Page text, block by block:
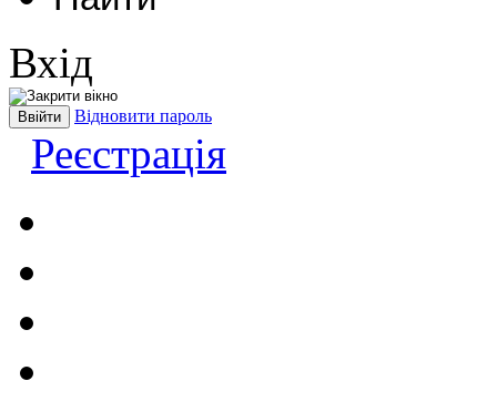
Вхід
Відновити пароль
Реєстрація